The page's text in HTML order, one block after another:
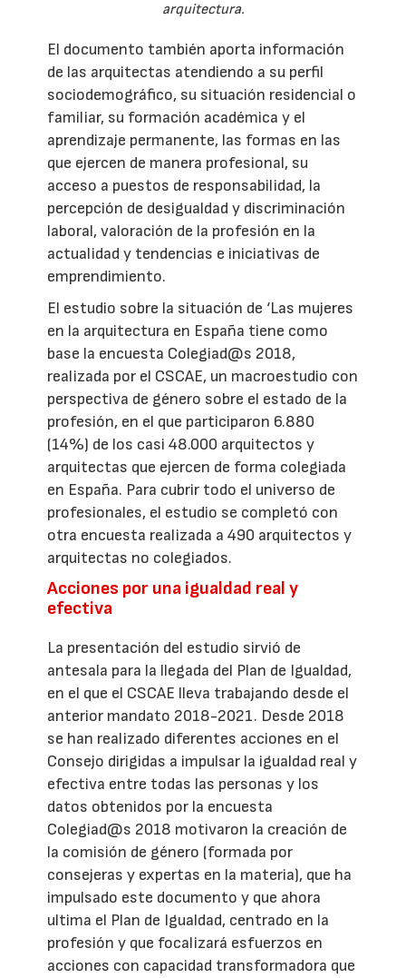
arquitectura.
El documento también aporta información
de las arquitectas atendiendo a su perfil
sociodemográfico, su situación residencial o
familiar, su formación académica y el
aprendizaje permanente, las formas en las
que ejercen de manera profesional, su
acceso a puestos de responsabilidad, la
percepción de desigualdad y discriminación
laboral, valoración de la profesión en la
actualidad y tendencias e iniciativas de
emprendimiento.
El estudio sobre la situación de ‘Las mujeres
en la arquitectura en España tiene como
base la encuesta Colegiad@s 2018,
realizada por el CSCAE, un macroestudio con
perspectiva de género sobre el estado de la
profesión, en el que participaron 6.880
(14%) de los casi 48.000 arquitectos y
arquitectas que ejercen de forma colegiada
en España. Para cubrir todo el universo de
profesionales, el estudio se completó con
otra encuesta realizada a 490 arquitectos y
arquitectas no colegiados.
Acciones por una igualdad real y
efectiva
La presentación del estudio sirvió de
antesala para la llegada del Plan de Igualdad,
en el que el CSCAE lleva trabajando desde el
anterior mandato 2018-2021. Desde 2018
se han realizado diferentes acciones en el
Consejo dirigidas a impulsar la igualdad real y
efectiva entre todas las personas y los
datos obtenidos por la encuesta
Colegiad@s 2018 motivaron la creación de
la comisión de género (formada por
consejeras y expertas en la materia), que ha
impulsado este documento y que ahora
ultima el Plan de Igualdad, centrado en la
profesión y que focalizará esfuerzos en
acciones con capacidad transformadora que